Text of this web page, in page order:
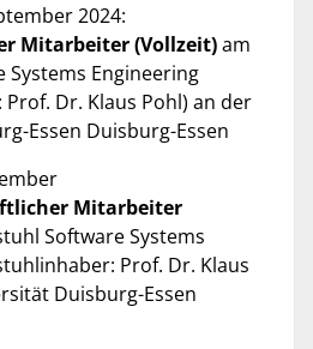
2024:
Mitarbeiter (Vollzeit)am
Systems Engineering
Dr. Klaus Pohl) an der
Essen Duisburg-Essen
Mitarbeiter
Software Systems
Prof. Dr. Klaus
Duisburg-Essen